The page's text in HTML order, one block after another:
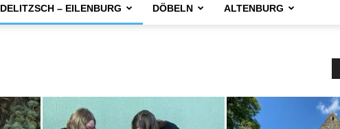
DELITZSCH – EILENBURG DÖBELN ALTENBURG